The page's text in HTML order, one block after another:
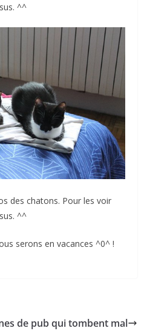
^^
des chatons. Pour les voir
^^
serons en vacances ^0^ !
de pub qui tombent mal